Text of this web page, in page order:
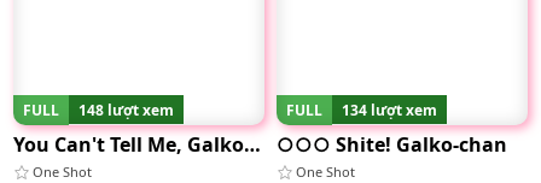
FULL 148 lượt xem
You Can't Tell Me, Galko-chan
One Shot
FULL 134 lượt xem
○○○ Shite! Galko-chan
One Shot